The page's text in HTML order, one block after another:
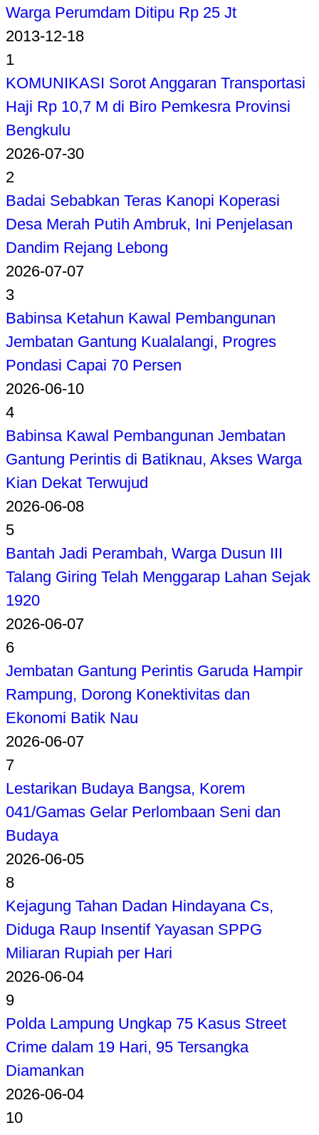
Warga Perumdam Ditipu Rp 25 Jt
2013-12-18
1
KOMUNIKASI Sorot Anggaran Transportasi
Haji Rp 10,7 M di Biro Pemkesra Provinsi
Bengkulu
2026-07-30
2
Badai Sebabkan Teras Kanopi Koperasi
Desa Merah Putih Ambruk, Ini Penjelasan
Dandim Rejang Lebong
2026-07-07
3
Babinsa Ketahun Kawal Pembangunan
Jembatan Gantung Kualalangi, Progres
Pondasi Capai 70 Persen
2026-06-10
4
Babinsa Kawal Pembangunan Jembatan
Gantung Perintis di Batiknau, Akses Warga
Kian Dekat Terwujud
2026-06-08
5
Bantah Jadi Perambah, Warga Dusun III
Talang Giring Telah Menggarap Lahan Sejak
1920
2026-06-07
6
Jembatan Gantung Perintis Garuda Hampir
Rampung, Dorong Konektivitas dan
Ekonomi Batik Nau
2026-06-07
7
Lestarikan Budaya Bangsa, Korem
041/Gamas Gelar Perlombaan Seni dan
Budaya
2026-06-05
8
Kejagung Tahan Dadan Hindayana Cs,
Diduga Raup Insentif Yayasan SPPG
Miliaran Rupiah per Hari
2026-06-04
9
Polda Lampung Ungkap 75 Kasus Street
Crime dalam 19 Hari, 95 Tersangka
Diamankan
2026-06-04
10